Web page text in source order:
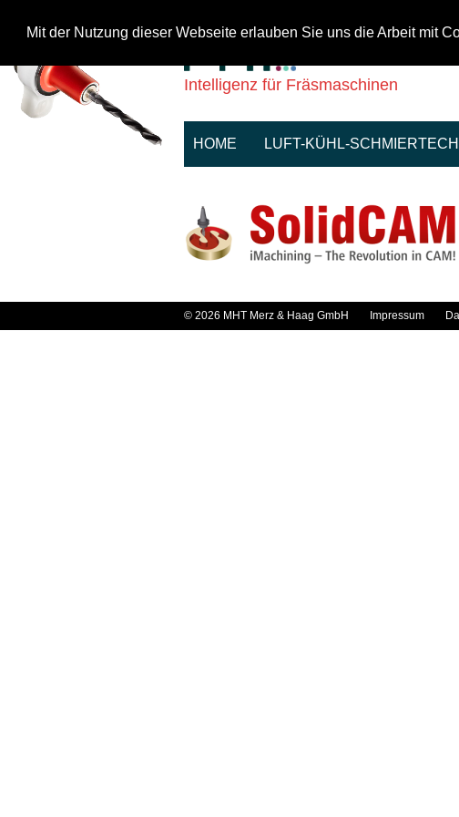
Mit der Nutzung dieser Webseite erlauben Sie uns die Arbeit mit
Intelligenz für Fräsmaschinen
HOME LUFT-KÜHL-
© 2026 MHT Merz & Haag GmbH Impressum